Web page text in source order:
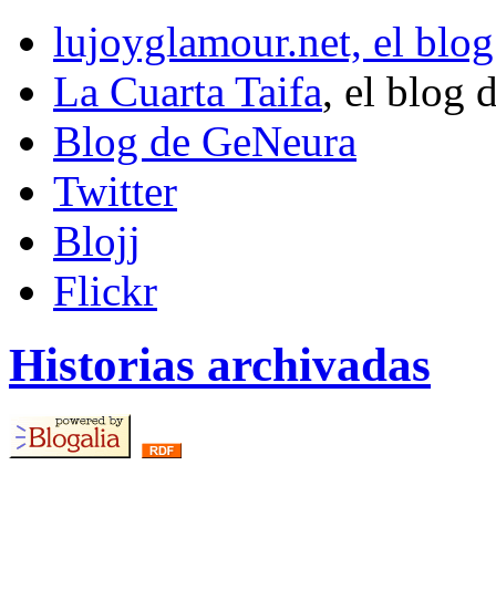
lujoyglamour.net, el
La Cuarta Taifa, el blog
Blog de GeNeura
Twitter
Blojj
Flickr
Historias archivadas